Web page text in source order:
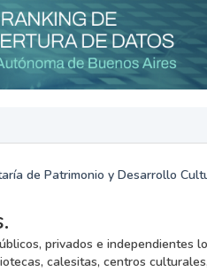
de Patrimonio y Desarrollo
privados e independientes
calesitas, centros